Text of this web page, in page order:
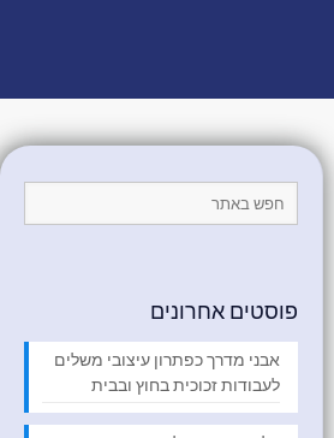
פוסטים אחרונים
אבני מדרך כפתרון עיצובי משלים
לעבודות זכוכית בחוץ ובבית